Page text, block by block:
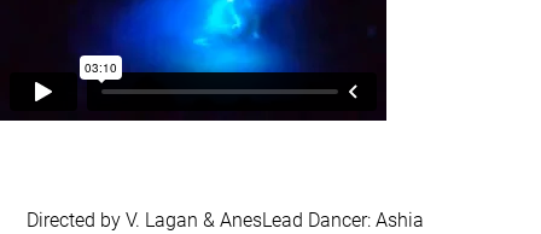
Directed by V. Lagan & AnesLead Dancer: Ashia